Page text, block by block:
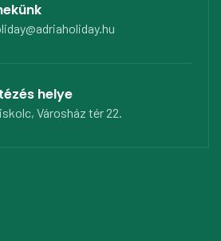
helye
Városház tér 22.